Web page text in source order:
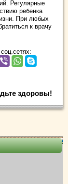
Регулярные
ребенка
При любых
к врачу
здоровы!